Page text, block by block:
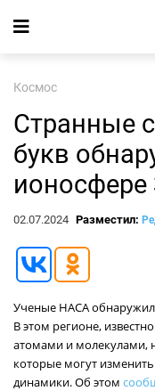
Космос
Странные
букв
02.07.2024 Разместил:
Ученые НАСА
В этом регионе,
атомами и молекулами,
которые могут
динамики. Об этом